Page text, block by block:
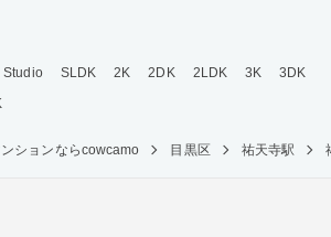
Studio SLDK 2K 2DK 2LDK 3K
3DK
ションならcowcamo 目黒区 祐天寺駅